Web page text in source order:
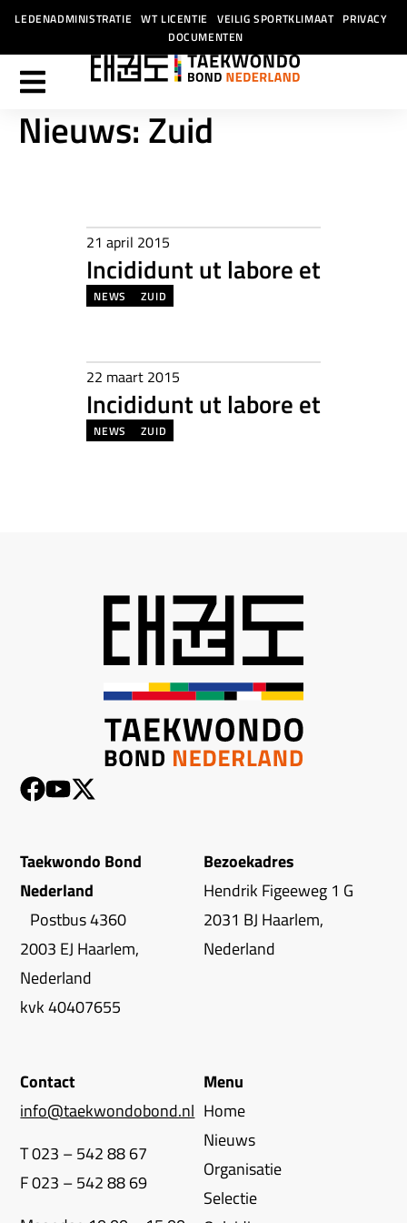
LEDENADMINISTRATIE WT LICENTIE VEILIG SPORTKLIMAAT PRIVACY
DOCUMENTEN
Nieuws: Zuid
21 april 2015
Incididunt ut labore et
NEWS ZUID
22 maart 2015
Incididunt ut labore et
NEWS ZUID
Taekwondo Bond
Nederland
Postbus 4360
2003 EJ Haarlem,
Nederland
kvk 40407655
Bezoekadres
Hendrik Figeeweg 1 G
2031 BJ Haarlem,
Nederland
Contact
info@taekwondobond.nl
T 023 – 542 88 67
F 023 – 542 88 69
Menu
Home
Nieuws
Organisatie
Selectie